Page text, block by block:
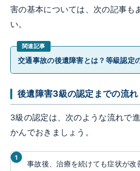
害の基本については、次の記事も
い。
交通事故の後遺障害とは？等級認定
後遺障害3級の認定までの流れ
3級の認定は、次のような流れで
かんでおきましょう。
事故後、治療を続けても症状が改